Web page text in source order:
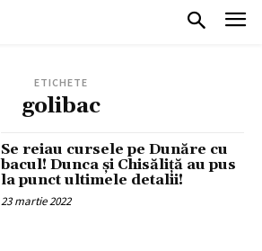
ETICHETE
golibac
Se reiau cursele pe Dunăre cu
bacul! Dunca și Chisăliță au pus
la punct ultimele detalii!
23 martie 2022